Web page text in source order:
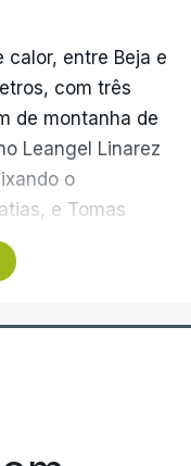
entre Beja e
com três
de montanha de
Leangel Linarez
o
e Tomas
nas segunda e
com a
na Serra da
que pode criar
com início